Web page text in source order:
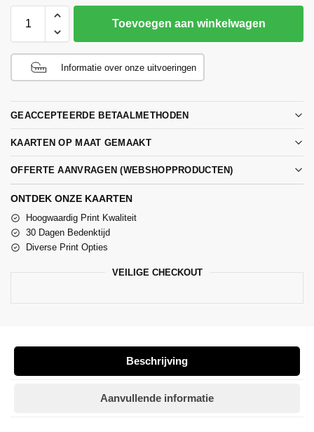
Toevoegen aan winkelwagen
Informatie over onze uitvoeringen
GEACCEPTEERDE BETAALMETHODEN
KAARTEN OP MAAT GEMAAKT
OFFERTE AANVRAGEN (WEBSHOPPRODUCTEN)
ONTDEK ONZE KAARTEN
Hoogwaardig Print Kwaliteit
30 Dagen Bedenktijd
Diverse Print Opties
VEILIGE CHECKOUT
Beschrijving
Aanvullende informatie